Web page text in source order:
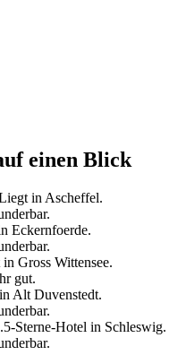
einen Blick
in Ascheffel.
Eckernfoerde.
Gross Wittensee.
gut.
Alt Duvenstedt.
Sterne-Hotel in Schleswig.